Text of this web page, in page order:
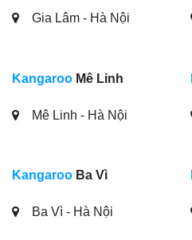
Gia Lâm - Hà Nội
Kangaroo Mê Linh
Mê Linh - Hà Nội
Kangaroo Ba Vì
Ba Vì - Hà Nội